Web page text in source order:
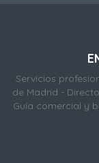
Servicios
de Madrid -
Guía comercial y